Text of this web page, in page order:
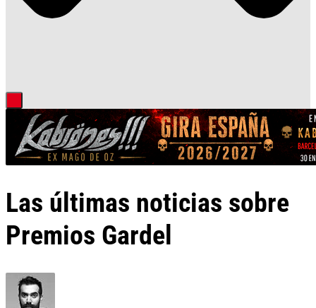
Las últimas noticias sobre
Premios Gardel